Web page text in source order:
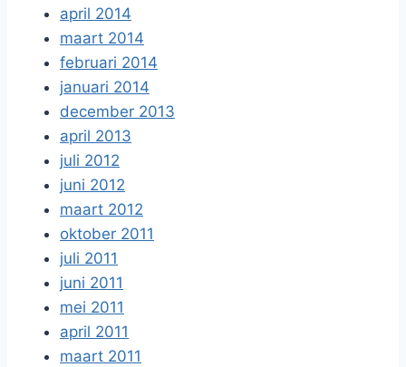
april 2014
maart 2014
februari 2014
januari 2014
december 2013
april 2013
juli 2012
juni 2012
maart 2012
oktober 2011
juli 2011
juni 2011
mei 2011
april 2011
maart 2011